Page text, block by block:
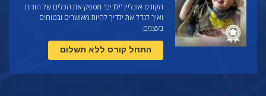
הקורס אונליין 'ילדים' מספק את הכלים של הורות
ואיך לגדל את ילדיך להיות מאושרים ובטוחים
בעצמם.
התחל קורס ללא תשלום